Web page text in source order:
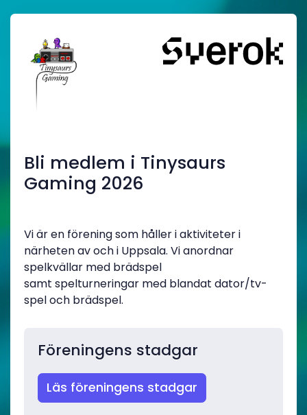
Bli medlem i Tinysaurs
Gaming 2026
Vi är en förening som håller i aktiviteter i
närheten av och i Uppsala. Vi anordnar
spelkvällar med brädspel
samt spelturneringar med blandat dator/tv-
spel och brädspel.
Föreningens stadgar
Läs föreningens stadgar